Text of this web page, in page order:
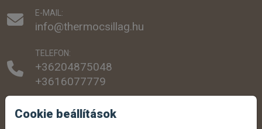
E-MAIL:
info@thermocsillag.hu
TELEFON:
+36204875048
+3616077779
SZEMÉLYES ÁTVÉTEL:
1038 Budapest, Szentendrei út 307.
Cookie beállítások